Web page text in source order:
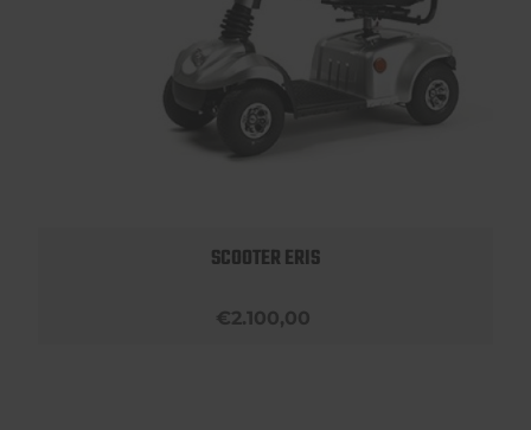
SCOOTER ERIS
€2.100,00